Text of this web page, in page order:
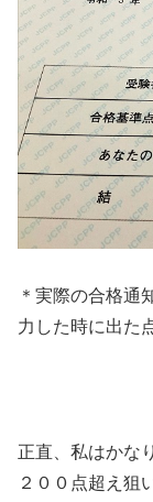
＊実際の合格通
力した時に出た
正直、私はかな
２００点超え狙